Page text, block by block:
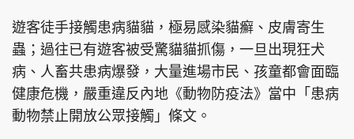
遊客徒手接觸患病貓貓，極易感染貓癬、皮膚寄生
蟲；過往已有遊客被受驚貓貓抓傷，一旦出現狂犬
病、人畜共患病爆發，大量進場市民、孩童都會面臨
健康危機，嚴重違反內地《動物防疫法》當中「患病
動物禁止開放公眾接觸」條文。